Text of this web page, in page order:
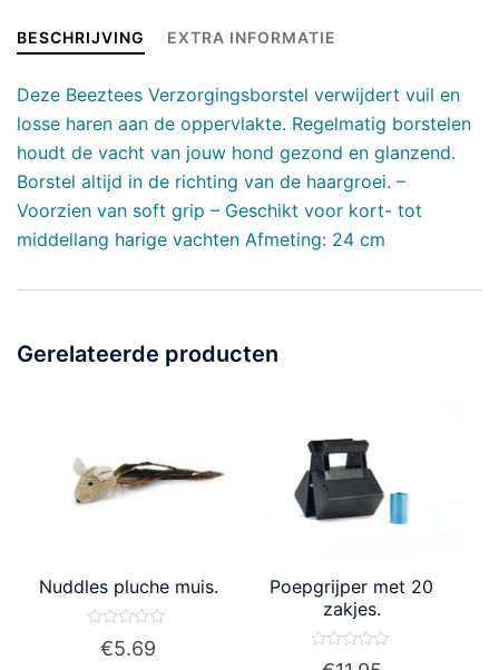
BESCHRIJVING EXTRA INFORMATIE
Deze Beeztees Verzorgingsborstel verwijdert vuil en
losse haren aan de oppervlakte. Regelmatig borstelen
houdt de vacht van jouw hond gezond en glanzend.
Borstel altijd in de richting van de haargroei. –
Voorzien van soft grip – Geschikt voor kort- tot
middellang harige vachten Afmeting: 24 cm
Gerelateerde producten
Nuddles pluche muis.
Waardering
€5.69
Poepgrijper met 20
zakjes.
Waardering